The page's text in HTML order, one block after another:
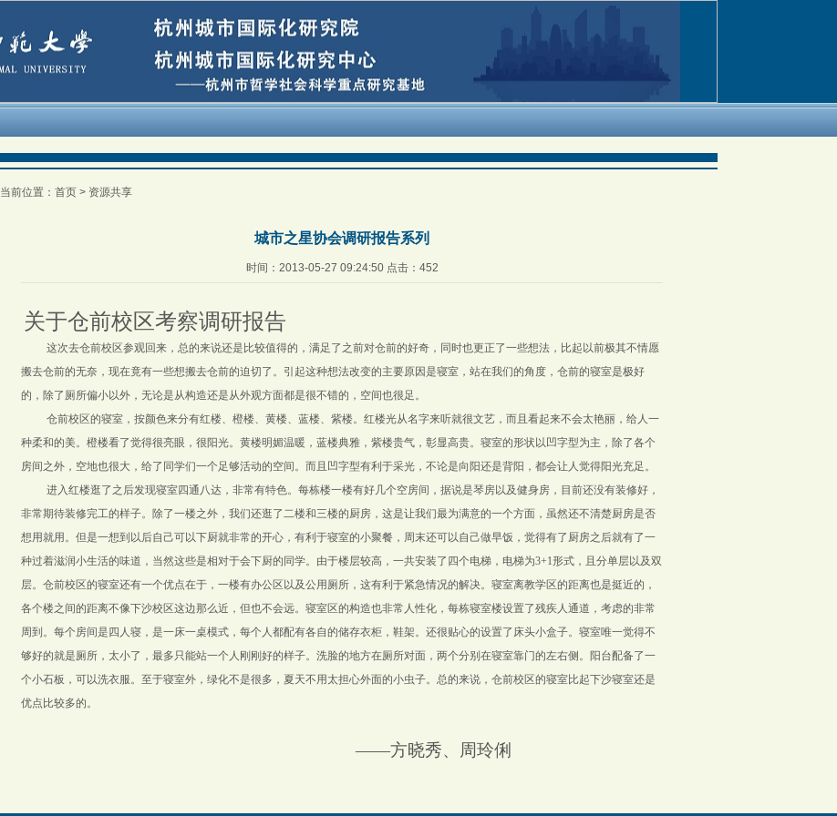
当前位置： 首页 > 资源共享
城市之星协会调研报告系列
时间：2013-05-27 09:24:50 点击： 452
关于仓前校区考察调研报告
这次去仓前校区参观回来，总的来说还是比较值得的，满足了之前对仓前的好奇，同时也更正了一些想法，比起以前极其不情愿
搬去仓前的无奈，现在竟有一些想搬去仓前的迫切了。引起这种想法改变的主要原因是寝室，站在我们的角度，仓前的寝室是极好
的，除了厕所偏小以外，无论是从构造还是从外观方面都是很不错的，空间也很足。
仓前校区的寝室，按颜色来分有红楼、橙楼、黄楼、蓝楼、紫楼。红楼光从名字来听就很文艺，而且看起来不会太艳丽，给人一
种柔和的美。橙楼看了觉得很亮眼，很阳光。黄楼明媚温暖，蓝楼典雅，紫楼贵气，彰显高贵。寝室的形状以凹字型为主，除了各个
房间之外，空地也很大，给了同学们一个足够活动的空间。而且凹字型有利于采光，不论是向阳还是背阳，都会让人觉得阳光充足。
进入红楼逛了之后发现寝室四通八达，非常有特色。每栋楼一楼有好几个空房间，据说是琴房以及健身房，目前还没有装修好，
非常期待装修完工的样子。除了一楼之外，我们还逛了二楼和三楼的厨房，这是让我们最为满意的一个方面，虽然还不清楚厨房是否
想用就用。但是一想到以后自己可以下厨就非常的开心，有利于寝室的小聚餐，周末还可以自己做早饭，觉得有了厨房之后就有了一
种过着滋润小生活的味道，当然这些是相对于会下厨的同学。由于楼层较高，一共安装了四个电梯，电梯为3+1形式，且分单层以及双
层。仓前校区的寝室还有一个优点在于，一楼有办公区以及公用厕所，这有利于紧急情况的解决。寝室离教学区的距离也是挺近的，
各个楼之间的距离不像下沙校区这边那么近，但也不会远。寝室区的构造也非常人性化，每栋寝室楼设置了残疾人通道，考虑的非常
周到。每个房间是四人寝，是一床一桌模式，每个人都配有各自的储存衣柜，鞋架。还很贴心的设置了床头小盒子。寝室唯一觉得不
够好的就是厕所，太小了，最多只能站一个人刚刚好的样子。洗脸的地方在厕所对面，两个分别在寝室靠门的左右侧。阳台配备了一
个小石板，可以洗衣服。至于寝室外，绿化不是很多，夏天不用太担心外面的小虫子。总的来说，仓前校区的寝室比起下沙寝室还是
优点比较多的。
——方晓秀、周玲俐